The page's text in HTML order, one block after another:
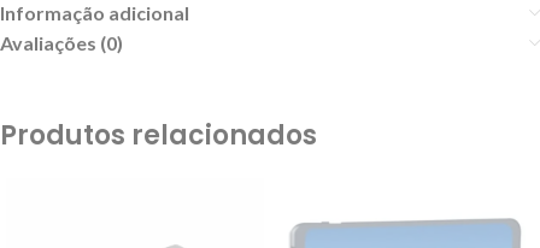
Informação adicional
Avaliações (0)
Produtos relacionados